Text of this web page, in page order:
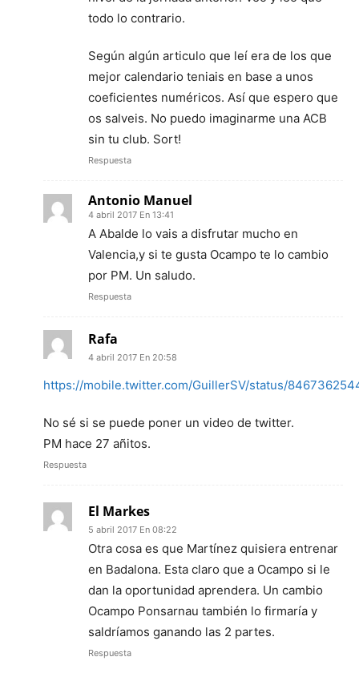
todo lo contrario.
Según algún articulo que leí era de los que
mejor calendario teniais en base a unos
coeficientes numéricos. Así que espero que
os salveis. No puedo imaginarme una ACB
sin tu club. Sort!
Respuesta
Antonio Manuel
4 abril 2017 En 13:41
A Abalde lo vais a disfrutar mucho en
Valencia,y si te gusta Ocampo te lo cambio
por PM. Un saludo.
Respuesta
Rafa
4 abril 2017 En 20:58
https://mobile.twitter.com/GuillerSV/status/
No sé si se puede poner un video de twitter.
PM hace 27 añitos.
Respuesta
El Markes
5 abril 2017 En 08:22
Otra cosa es que Martínez quisiera entrenar
en Badalona. Esta claro que a Ocampo si le
dan la oportunidad aprendera. Un cambio
Ocampo Ponsarnau también lo firmaría y
saldríamos ganando las 2 partes.
Respuesta